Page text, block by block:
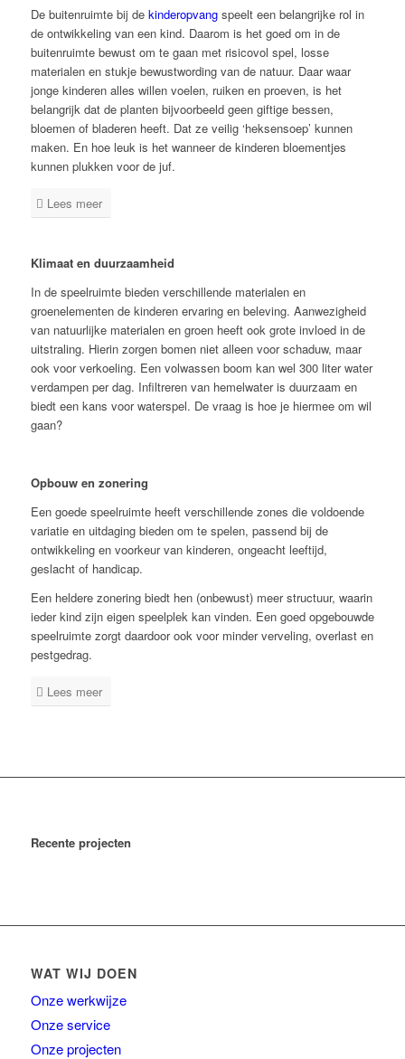
De buitenruimte bij de kinderopvangspeelt een belangrijke rol in
de ontwikkeling van een kind. Daarom is het goed om in de
buitenruimte bewust om te gaan met risicovol spel, losse
materialen en stukje bewustwording van de natuur. Daar waar
jonge kinderen alles willen voelen, ruiken en proeven, is het
belangrijk dat de planten bijvoorbeeld geen giftige bessen,
bloemen of bladeren heeft. Dat ze veilig ‘heksensoep’ kunnen
maken. En hoe leuk is het wanneer de kinderen bloementjes
kunnen plukken voor de juf.
Lees meer
Klimaat en duurzaamheid
In de speelruimte bieden verschillende materialen en
groenelementen de kinderen ervaring en beleving. Aanwezigheid
van natuurlijke materialen en groen heeft ook grote invloed in de
uitstraling. Hierin zorgen bomen niet alleen voor schaduw, maar
ook voor verkoeling. Een volwassen boom kan wel 300 liter water
verdampen per dag. Infiltreren van hemelwater is duurzaam en
biedt een kans voor waterspel. De vraag is hoe je hiermee om wil
gaan?
Opbouw en zonering
Een goede speelruimte heeft verschillende zones die voldoende
variatie en uitdaging bieden om te spelen, passend bij de
ontwikkeling en voorkeur van kinderen, ongeacht leeftijd,
geslacht of handicap.
Een heldere zonering biedt hen (onbewust) meer structuur, waarin
ieder kind zijn eigen speelplek kan vinden. Een goed opgebouwde
speelruimte zorgt daardoor ook voor minder verveling, overlast en
pestgedrag.
Lees meer
Recente projecten
WAT WIJ DOEN
Onze werkwijze
Onze service
Onze projecten